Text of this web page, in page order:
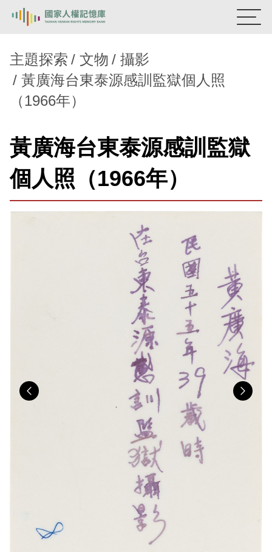
熱門關鍵字：陳孟和 李舜治 鹿窟事件
安康接待室
新生訓導處
背景知識
關於我們
意見信箱
主題探索 文物
攝影
黃廣海台東泰源感訓監獄個人照
（1966年）
黃廣海台東泰源感訓監獄
個人照（1966年）